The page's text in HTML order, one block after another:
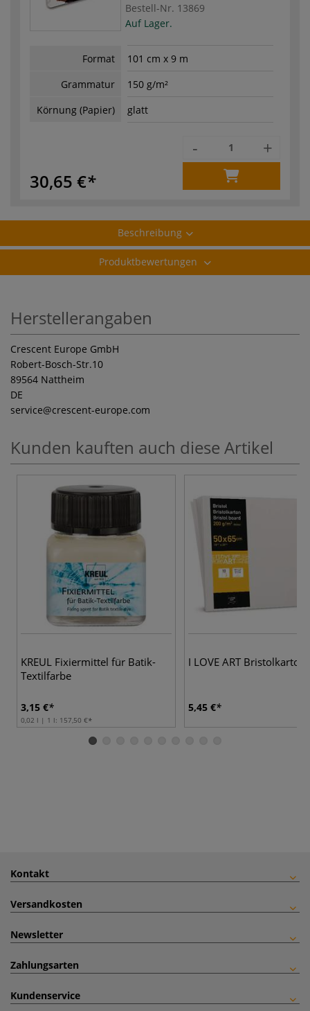
Bestell-Nr. 13869
Auf Lager.
Format
101 cm x 9 m
Grammatur
150 g/m²
Körnung (Papier)
glatt
30,65 €
- +
Beschreibung
Produktbewertungen
Herstellerangaben
Crescent Europe GmbH
Robert-Bosch-Str.10
89564 Nattheim
DE
service@crescent-europe.com
Kunden kauften auch diese Artikel
KREUL Fixiermittel für Batik-
Textilfarbe
3,15 €
0,02 l | 1 l: 157,50 €
I LOVE ART Bristolkarton
5,45 €
Kontakt
Versandkosten
Newsletter
Zahlungsarten
Kundenservice